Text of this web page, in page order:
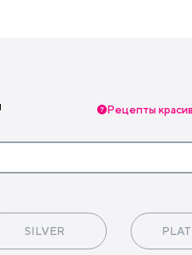
Рецепты
SILVER